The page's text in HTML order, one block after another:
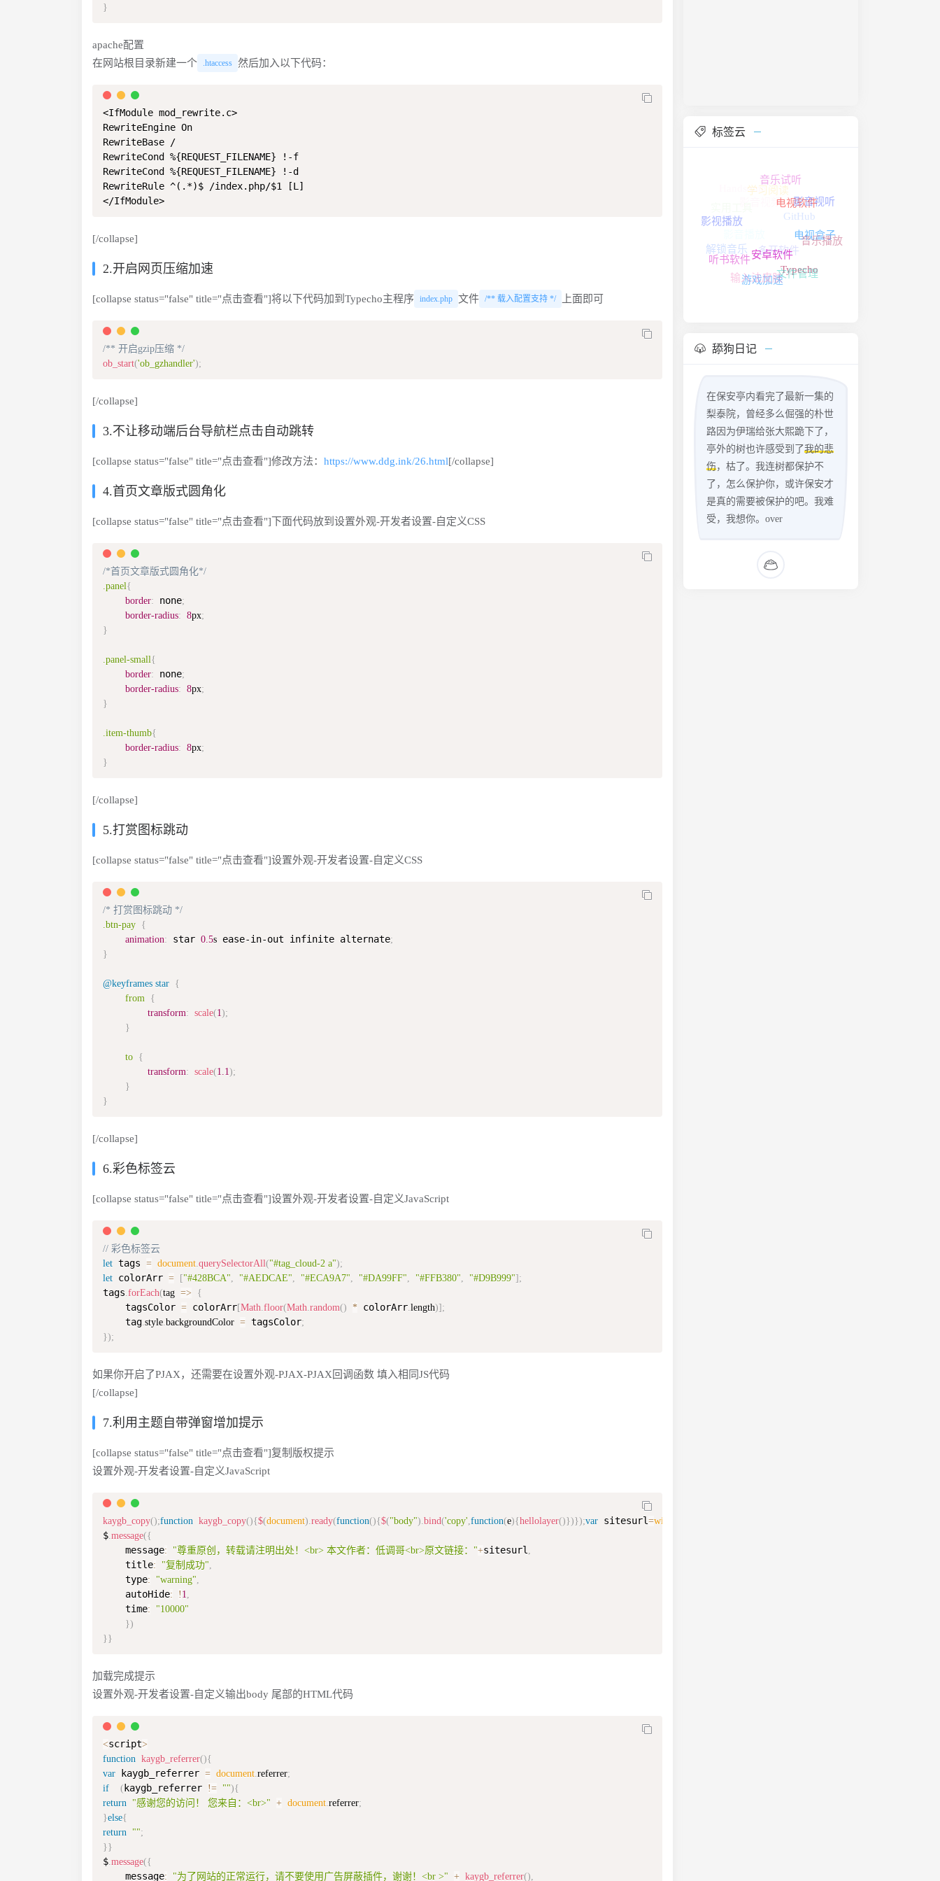
}
apache配置
在网站根目录新建一个
.htaccess 然后加入以下代码：
<IfModule mod_rewrite.c>
RewriteEngine On
RewriteBase /
RewriteCond %{REQUEST_FILENAME} !-f
RewriteCond %{REQUEST_FILENAME} !-d
RewriteRule ^(.*)$ /index.php/$1 [L]
</IfModule>
[/collapse]
2.开启网页压缩加速
[collapse status="false" title="点击查看"]将以下代码加到Typecho主程序 index.php 文件 /** 载入配置支持 */ 上面即可
/** 开启gzip压缩 */
ob_start('ob_gzhandler');
[/collapse]
3.不让移动端后台导航栏点击自动跳转
[collapse status="false" title="点击查看"]修改方法： https://www.ddg.ink/26.html[/collapse]
4.首页文章版式圆角化
[collapse status="false" title="点击查看"]下面代码放到设置外观-开发者设置-自定义CSS
/*首页文章版式圆角化*/
.panel{
border: none;
border-radius: 8px;
}
.panel-small{
border: none;
border-radius: 8px;
}
.item-thumb{
border-radius: 8px;
}
[/collapse]
5.打赏图标跳动
[collapse status="false" title="点击查看"]设置外观-开发者设置-自定义CSS
/* 打赏图标跳动 */
.btn-pay {
animation: star 0.5s ease-in-out infinite alternate;
}
@keyframes star {
from {
transform: scale(1);
}
to {
transform: scale(1.1);
}
}
[/collapse]
6.彩色标签云
[collapse status="false" title="点击查看"]设置外观-开发者设置-自定义JavaScript
// 彩色标签云
let tags = document.querySelectorAll("#tag_cloud-2 a");
let colorArr = ["#428BCA", "#AEDCAE", "#ECA9A7", "#DA99FF", "#FFB380", "#D9B999"] ;
tags.forEach(tag => {
    tagsColor
= colorArr[Math.floor(Math.random() * colorArr.length)] ;
    tag
.style.backgroundColor = tagsColor;
});
如果你开启了PJAX，还需要在设置外观-PJAX-PJAX回调函数 填入相同JS代码
[/collapse]
7.利用主题自带弹窗增加提示
[collapse status="false" title="点击查看"]复制版权提示
设置外观-开发者设置-自定义JavaScript
kaygb_copy();function kaygb_copy(){$(document).ready(function(){$("body").bind('copy',function(e){hellolayer()})});var sitesurl =window
$.message({
    message
: "尊重原创，转载请注明出处！<br> 本文作者：低调哥<br>原文链接："+sitesurl ,
    title
: "复制成功",
    type
: "warning",
    autoHide
: ! 1,
    time
:
"10000"
})
}}
加载完成提示
设置外观-开发者设置-自定义输出body 尾部的HTML代码
<script>
function kaygb_referrer(){
var kaygb_referrer = document.referrer;
if
( kaygb_referrer != ""){
return "感谢您的访问！ 您来自：<br>" + document.referrer;
}else{
return "";
}}
$.message({
    message
: "为了网站的正常运行，请不要使用广告屏蔽插件，谢谢！<br >" + kaygb_referrer(),
标签云
影音播放
影音视频电视软件
电视盒子
Typecho
游戏加速
听书软件
影视播放
Handsome
音乐试听
影音视听
音乐播放
文件管理
输入法皮肤
解锁音乐
实用工具
学习阅读
GitHub
多开软件
舔狗日记
在保安亭内看完了最新一集的
梨泰院，曾经多么倔强的朴世
路因为伊瑞给张大熙跪下了，
亭外的树也许感受到了我的悲
伤，枯了。我连树都保护不
了，怎么保护你，或许保安才
是真的需要被保护的吧。我难
受，我想你。over